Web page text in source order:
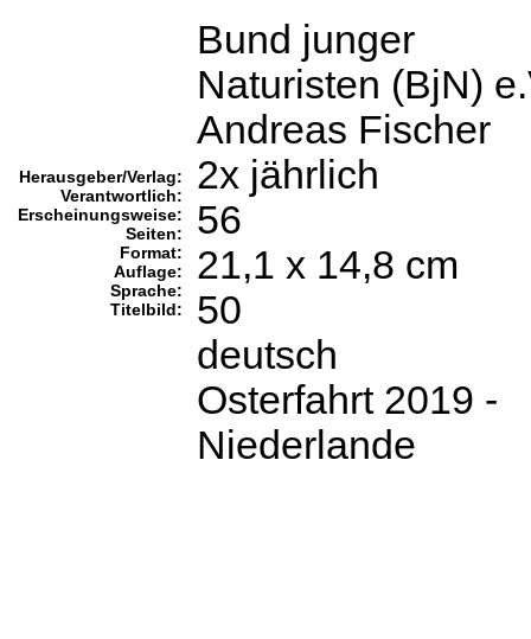
Herausgeber/Verlag:
Verantwortlich:
Erscheinungsweise:
Seiten:
Format:
Auflage:
Sprache:
Titelbild:
Bund junger
Naturisten (BjN)
Andreas Fischer
2x jährlich
56
21,1 x 14,8 cm
50
deutsch
Osterfahrt 2019 -
Niederlande